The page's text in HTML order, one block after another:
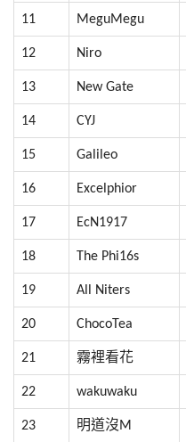
11 MeguMegu
12 Niro
13 New Gate
14 CYJ
15 Galileo
16 Excelphior
17 EcN1917
18 The Phi16s
19 All Niters
20 ChocoTea
21 霧裡看花
22 wakuwaku
23 明道沒M